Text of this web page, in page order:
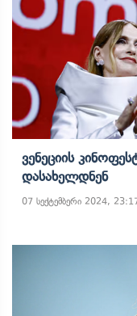
Ვენეციის
Დასახელდნენ
07 სექტემბერი 2024,